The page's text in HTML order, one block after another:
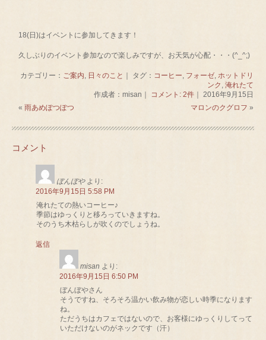
18(日)はイベントに参加してきます！
久しぶりのイベント参加なので楽しみですが、お天気が心配・・・(^_^;)
カテゴリー： ご案内, 日々のこと ｜ タグ： コーヒー, フォーゼ, ホットドリ
ンク , 淹れたて
作成者：misan｜ コメント: 2件｜ 2016年9月15日
«雨あめぽつぽつ マロンのクグロフ »
コメント
ぼんぼや より:
2016年9月15日 5:58 PM
淹れたての熱いコーヒー♪
季節はゆっくりと移ろっていきますね。
そのうち木枯らしが吹くのでしょうね。
返信
misan より:
2016年9月15日 6:50 PM
ぼんぼやさん
そうですね、そろそろ温かい飲み物が恋しい時季になります
ね。
ただうちはカフェではないので、お客様にゆっくりしてって
いただけないのがネックです（汗）